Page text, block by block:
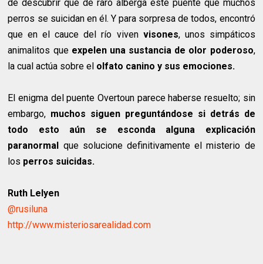
de descubrir qué de raro alberga este puente que muchos
perros se suicidan en él. Y para sorpresa de todos, encontró
que en el cauce del río viven visones, unos simpáticos
animalitos que expelen una sustancia de olor poderoso,
la cual actúa sobre el olfato canino y sus emociones.
El enigma del puente Overtoun parece haberse resuelto; sin
embargo, muchos siguen preguntándose si detrás de
todo esto aún se esconda alguna explicación
paranormal que solucione definitivamente el misterio de
los perros suicidas.
Ruth Lelyen
@rusiluna
http://www.misteriosarealidad.com